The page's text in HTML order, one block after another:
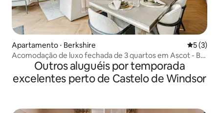
Apartamento ⋅ Berkshire 5 de
5 (3)
Acomodação de luxo fechada de 3 quartos em Ascot - By
TempstayOutros aluguéis por temporada
excelentes perto de Castelo de Windsor